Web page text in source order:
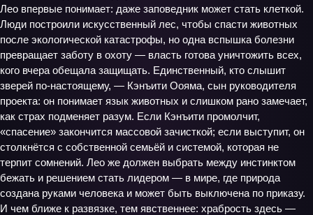
Лео впервые понимает: даже заповедник может стать клеткой.
Люди построили искусственный лес, чтобы спасти животных
после экологической катастрофы, но одна вспышка болезни
превращает заботу в охоту — власть готова уничтожить всех,
кого вчера обещала защищать. Единственный, кто слышит
зверей по‑настоящему, — Кэнъити Оояма, сын руководителя
проекта: он понимает язык животных и слишком рано замечает,
как страх подменяет разум. Если Кэнъити промолчит,
«спасение» закончится массовой зачисткой; если выступит, он
столкнётся с собственной семьёй и системой, которая не
терпит сомнений. Лео же должен выбрать между инстинктом
бежать и решением стать лидером — в мире, где природа
создана руками человека и может быть выключена по приказу.
И чем ближе к развязке, тем явственнее: храбрость здесь —